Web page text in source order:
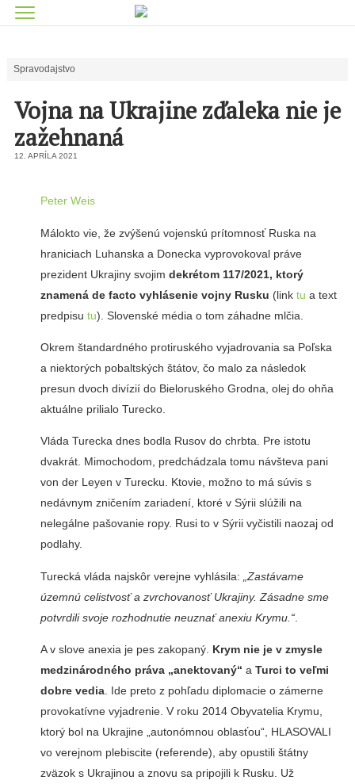
Spravodajstvo
Vojna na Ukrajine zďaleka nie je
zažehnaná
12. APRÍLA 2021
Peter Weis
Málokto vie, že zvýšenú vojenskú prítomnosť Ruska na
hraniciach Luhanska a Donecka vyprovokoval práve
prezident Ukrajiny svojim dekrétom 117/2021, ktorý
znamená de facto vyhlásenie vojny Rusku (link tu a text
predpisu tu). Slovenské média o tom záhadne mlčia.
Okrem štandardného protiruského vyjadrovania sa Poľska
a niektorých pobaltských štátov, čo malo za následok
presun dvoch divízií do Bieloruského Grodna, olej do ohňa
aktuálne prilialo Turecko.
Vláda Turecka dnes bodla Rusov do chrbta. Pre istotu
dvakrát. Mimochodom, predchádzala tomu návšteva pani
von der Leyen v Turecku. Ktovie, možno to má súvis s
nedávnym zničením zariadení, ktoré v Sýrii slúžili na
nelegálne pašovanie ropy. Rusi to v Sýrii vyčistili naozaj od
podlahy.
Turecká vláda najskôr verejne vyhlásila:
„Zastávame
územnú celistvosť a zvrchovanosť Ukrajiny. Zásadne sme
potvrdili svoje rozhodnutie neuznať anexiu Krymu.“.
A v slove anexia je pes zakopaný. Krym nie je v zmysle
medzinárodného práva „anektovaný“ a Turci to veľmi
dobre vedia. Ide preto z pohľadu diplomacie o zámerne
provokatívne vyjadrenie. V roku 2014 Obyvatelia Krymu,
ktorý bol na Ukrajine „autonómnou oblasťou“, HLASOVALI
vo verejnom plebiscite (referende), aby opustili štátny
zväzok s Ukrajinou a znovu sa pripojili k Rusku. Už